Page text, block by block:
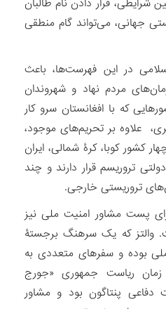
جهانی، می‌تواند گام منطقی
در این فهرست‌ها، باعث
مردم نهاد و شهروندان
که با افغانستان سرو کار
علاوه بر تحریم‌های موجود،
کشور کوبا، کرۀ شمالی، ایران
تروریسم قرار دارند و چند
تروریستی خارجی.
پست مشاور امنیت ملی نیز
والتز که یک سرهنگ برجستۀ
بوده و سفرهای متعددی به
زمان ریاست جمهوری «جورج
پنتاگون بود و مشاور